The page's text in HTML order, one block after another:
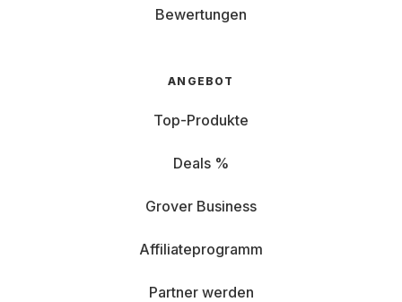
Bewertungen
ANGEBOT
Top-Produkte
Deals %
Grover Business
Affiliateprogramm
Partner werden